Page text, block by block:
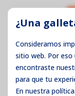
¿Una
Consideramos
sitio web. Por
encontraste
para que tu
En nuestra
Código de
Merk: